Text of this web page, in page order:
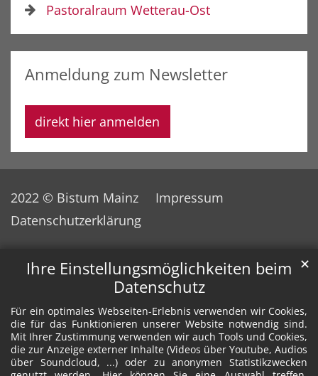
Ihre Einstellungsmöglichkeiten beim
Datenschutz
Für ein optimales Webseiten-Erlebnis verwenden wir Cookies,
die für das Funktionieren unserer Website notwendig sind.
Mit Ihrer Zustimmung verwenden wir auch Tools und Cookies,
die zur Anzeige externer Inhalte (Videos über Youtube, Audios
über Soundcloud, ...) oder zu anonymen Statistikzwecken
✕
Pastoralraum Wetterau-Ost
Anmeldung zum Newsletter
direkt hier anmelden
2022 © Bistum Mainz
Impressum
Datenschutzerklärung